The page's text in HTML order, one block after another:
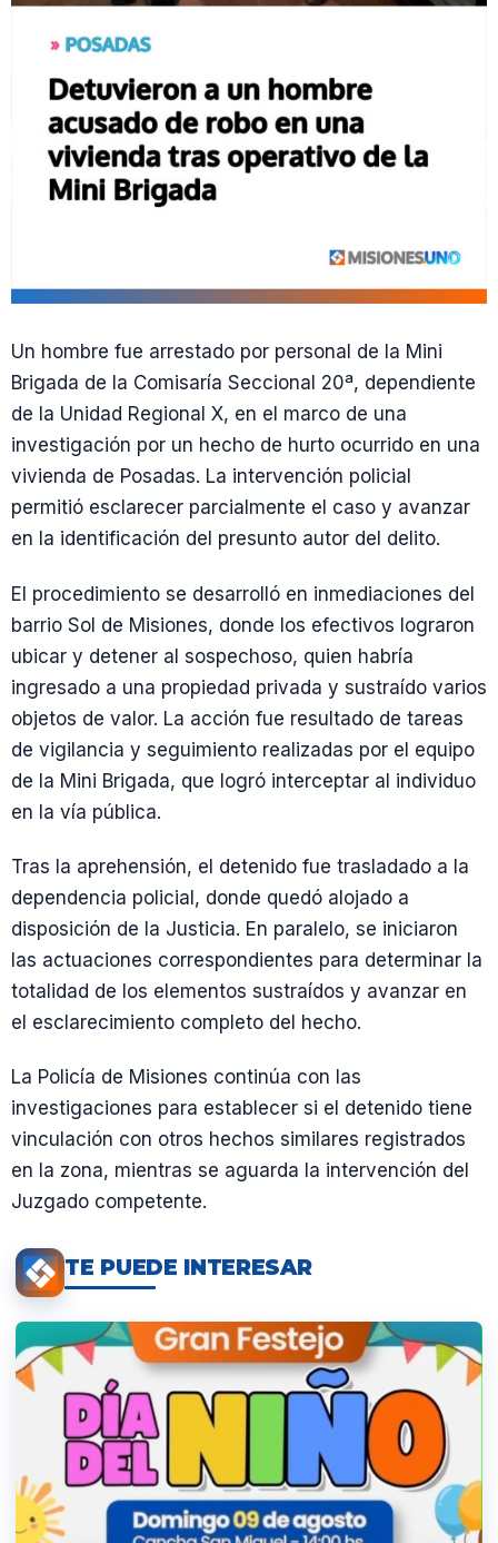
Un hombre fue arrestado por personal de la Mini
Brigada de la Comisaría Seccional 20ª, dependiente
de la Unidad Regional X, en el marco de una
investigación por un hecho de hurto ocurrido en una
vivienda de Posadas. La intervención policial
permitió esclarecer parcialmente el caso y avanzar
en la identificación del presunto autor del delito.
El procedimiento se desarrolló en inmediaciones del
barrio Sol de Misiones, donde los efectivos lograron
ubicar y detener al sospechoso, quien habría
ingresado a una propiedad privada y sustraído varios
objetos de valor. La acción fue resultado de tareas
de vigilancia y seguimiento realizadas por el equipo
de la Mini Brigada, que logró interceptar al individuo
en la vía pública.
Tras la aprehensión, el detenido fue trasladado a la
dependencia policial, donde quedó alojado a
disposición de la Justicia. En paralelo, se iniciaron
las actuaciones correspondientes para determinar la
totalidad de los elementos sustraídos y avanzar en
el esclarecimiento completo del hecho.
La Policía de Misiones continúa con las
investigaciones para establecer si el detenido tiene
vinculación con otros hechos similares registrados
en la zona, mientras se aguarda la intervención del
Juzgado competente.
TE PUEDE INTERESAR